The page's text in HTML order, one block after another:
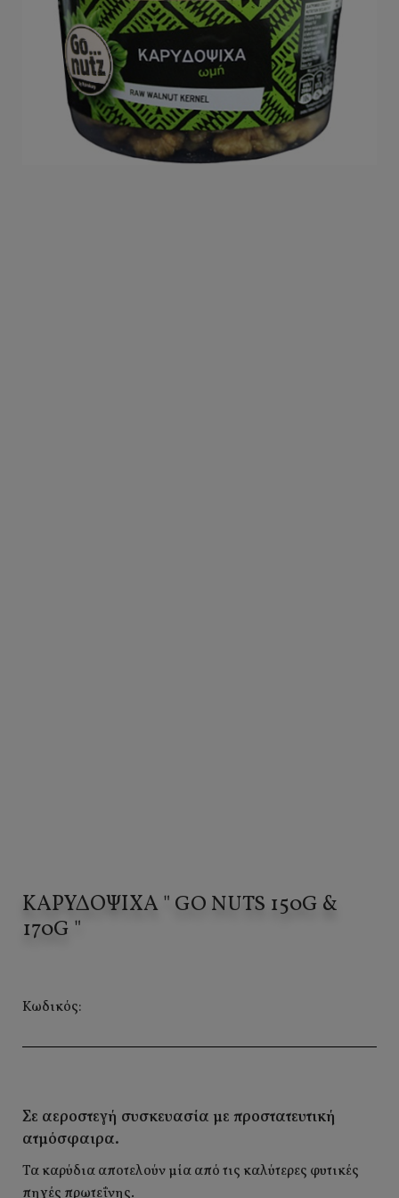
ΚΑΡΥΔΌΨΙΧΑ " GO NUTS 150G &
170G "
Κωδικός:
Σε αεροστεγή συσκευασία με προστατευτική
ατμόσφαιρα.
Τα καρύδια αποτελούν μία από τις καλύτερες φυτικές
πηγές πρωτεΐνης.